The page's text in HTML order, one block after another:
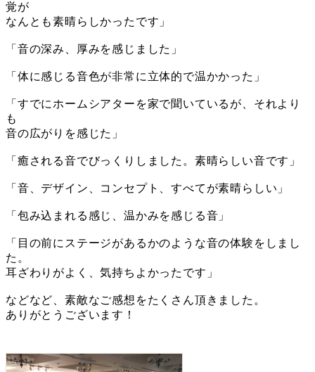
覚が
なんとも素晴らしかったです」
「音の深み、厚みを感じました」
「体に感じる音色が非常に立体的で温かかった」
「すでにホームシアターを家で聞いているが、それより
も
音の広がりを感じた」
「癒される音でびっくりしました。素晴らしい音です」
「音、デザイン、コンセプト、すべてが素晴らしい」
「包み込まれる感じ、温かみを感じる音」
「目の前にステージがあるかのような音の体験をしまし
た。
耳ざわりがよく、気持ちよかったです」
などなど、素敵なご感想をたくさん頂きました。
ありがとうございます！